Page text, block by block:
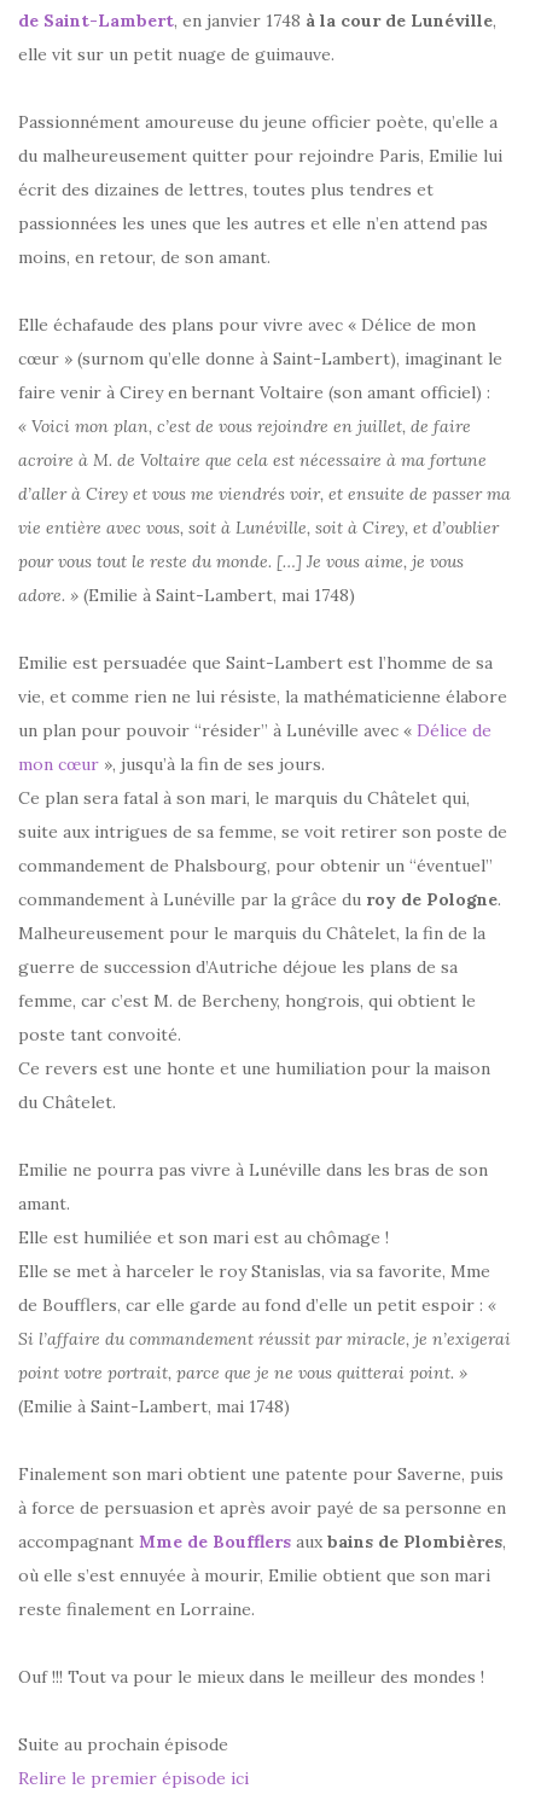
de Saint-Lambert, en janvier 1748 à la cour de Lunéville,
elle vit sur un petit nuage de guimauve.
Passionnément amoureuse du jeune officier poète, qu’elle a
du malheureusement quitter pour rejoindre Paris, Emilie lui
écrit des dizaines de lettres, toutes plus tendres et
passionnées les unes que les autres et elle n’en attend pas
moins, en retour, de son amant.
Elle échafaude des plans pour vivre avec « Délice de mon
cœur » (surnom qu’elle donne à Saint-Lambert), imaginant le
faire venir à Cirey en bernant Voltaire (son amant officiel) :
« Voici mon plan, c’est de vous rejoindre en juillet, de faire
acroire à M. de Voltaire que cela est nécessaire à ma fortune
d’aller à Cirey et vous me viendrés voir, et ensuite de passer ma
vie entière avec vous, soit à Lunéville, soit à Cirey, et d’oublier
pour vous tout le reste du monde. […] Je vous aime, je vous
adore. » (Emilie à Saint-Lambert, mai 1748)
Emilie est persuadée que Saint-Lambert est l’homme de sa
vie, et comme rien ne lui résiste, la mathématicienne élabore
un plan pour pouvoir “résider” à Lunéville avec « Délice de
mon cœur », jusqu’à la fin de ses jours.
Ce plan sera fatal à son mari, le marquis du Châtelet qui,
suite aux intrigues de sa femme, se voit retirer son poste de
commandement de Phalsbourg, pour obtenir un “éventuel”
commandement à Lunéville par la grâce du roy de Pologne.
Malheureusement pour le marquis du Châtelet, la fin de la
guerre de succession d’Autriche déjoue les plans de sa
femme, car c’est M. de Bercheny, hongrois, qui obtient le
poste tant convoité.
Ce revers est une honte et une humiliation pour la maison
du Châtelet.
Emilie ne pourra pas vivre à Lunéville dans les bras de son
amant.
Elle est humiliée et son mari est au chômage !
Elle se met à harceler le roy Stanislas, via sa favorite, Mme
de Boufflers, car elle garde au fond d’elle un petit espoir : «
Si l’affaire du commandement réussit par miracle, je n’exigerai
point votre portrait, parce que je ne vous quitterai point. »
(Emilie à Saint-Lambert, mai 1748)
Finalement son mari obtient une patente pour Saverne, puis
à force de persuasion et après avoir payé de sa personne en
accompagnant Mme de Boufflers aux bains de Plombières,
où elle s’est ennuyée à mourir, Emilie obtient que son mari
reste finalement en Lorraine.
Ouf !!! Tout va pour le mieux dans le meilleur des mondes !
Suite au prochain épisode
Relire le premier épisode ici